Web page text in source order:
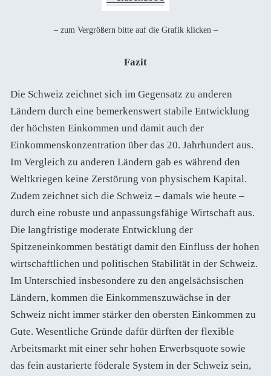
– zum Vergrößern bitte auf die Grafik klicken –
Fazit
Die Schweiz zeichnet sich im Gegensatz zu anderen
Ländern durch eine bemerkenswert stabile Entwicklung
der höchsten Einkommen und damit auch der
Einkommenskonzentration über das 20. Jahrhundert aus.
Im Vergleich zu anderen Ländern gab es während den
Weltkriegen keine Zerstörung von physischem Kapital.
Zudem zeichnet sich die Schweiz – damals wie heute –
durch eine robuste und anpassungsfähige Wirtschaft aus.
Die langfristige moderate Entwicklung der
Spitzeneinkommen bestätigt damit den Einfluss der hohen
wirtschaftlichen und politischen Stabilität in der Schweiz.
Im Unterschied insbesondere zu den angelsächsischen
Ländern, kommen die Einkommenszuwächse in der
Schweiz nicht immer stärker den obersten Einkommen zu
Gute. Wesentliche Gründe dafür dürften der flexible
Arbeitsmarkt mit einer sehr hohen Erwerbsquote sowie
das fein austarierte föderale System in der Schweiz sein,